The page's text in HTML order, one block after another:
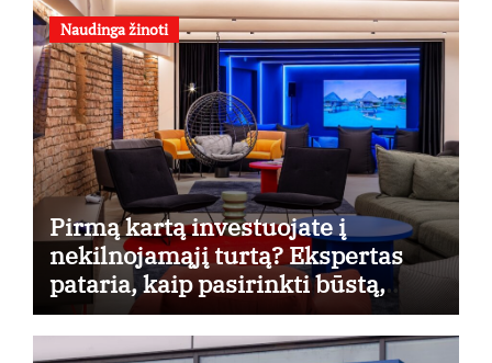
Naudinga žinoti
Pirmą kartą investuojate į
nekilnojamąjį turtą? Ekspertas
pataria, kaip pasirinkti būstą,
kuris generuos grąžą